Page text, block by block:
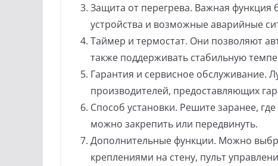
Защита от перегрева. Важная функция
устройства и возможные аварийные
Таймер и термостат. Они позволяют
также поддерживать стабильную
Гарантия и сервисное обслуживание.
производителей, предоставляющих
Способ установки. Решите заранее,
можно закрепить или передвинуть.
Дополнительные функции. Можно
креплениями на стену, пульт